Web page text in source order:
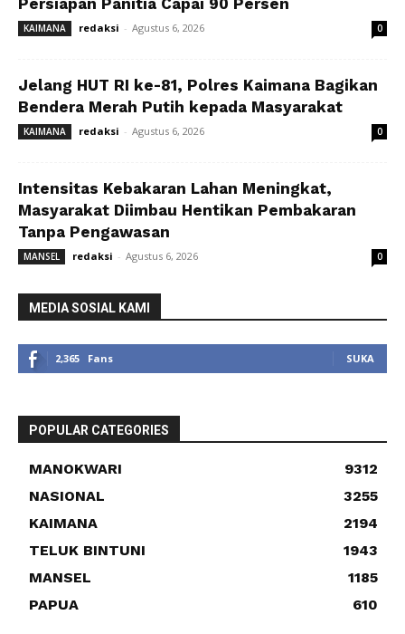
Persiapan Panitia Capai 90 Persen
KAIMANA redaksi - Agustus 6, 2026 0
Jelang HUT RI ke-81, Polres Kaimana Bagikan
Bendera Merah Putih kepada Masyarakat
KAIMANA redaksi - Agustus 6, 2026 0
Intensitas Kebakaran Lahan Meningkat,
Masyarakat Diimbau Hentikan Pembakaran
Tanpa Pengawasan
MANSEL redaksi - Agustus 6, 2026 0
MEDIA SOSIAL KAMI
2,365 Fans SUKA
POPULAR CATEGORIES
MANOKWARI
9312
NASIONAL
3255
KAIMANA
2194
TELUK BINTUNI
1943
MANSEL
1185
PAPUA
610